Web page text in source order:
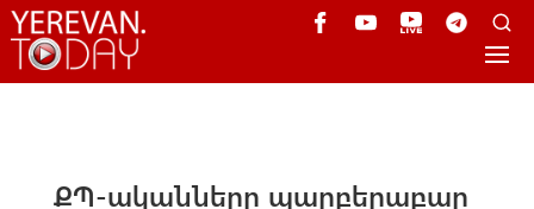
ՔՊ-ականները պարբերաբար